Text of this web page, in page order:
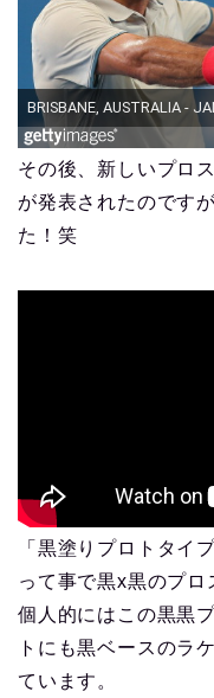
その後、新しいプロ
が発表されたのです
た！笑
「黒塗りプロトタイ
って事で黒x黒のプロ
個人的にはこの黒黒
トにも黒ベースのラ
ています。